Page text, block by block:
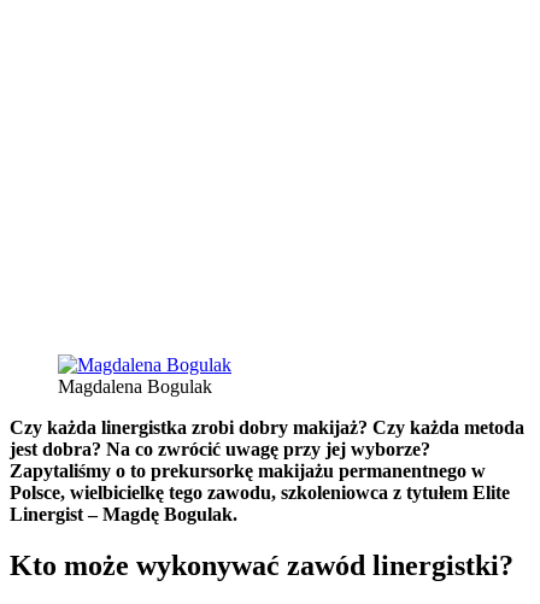
Magdalena Bogulak
Czy każda linergistka zrobi dobry makijaż? Czy każda metoda
jest dobra? Na co zwrócić uwagę przy jej wyborze?
Zapytaliśmy o to prekursorkę makijażu permanentnego w
Polsce, wielbicielkę tego zawodu, szkoleniowca z tytułem Elite
Linergist – Magdę Bogulak.
Kto może wykonywać zawód linergistki?